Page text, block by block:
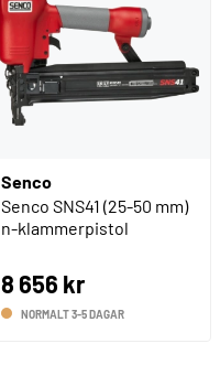
Senco
Senco SNS41 (25-50 mm)
n-klammerpistol
8 656 kr
NORMALT 3-5 DAGAR